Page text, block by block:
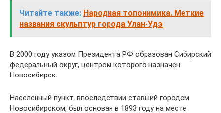
Читайте также: Народная топонимика. Меткие
названия скульптур города Улан-Удэ
В 2000 году указом Президента РФ образован Сибирский
федеральный округ, центром которого назначен
Новосибирск.
Населенный пункт, впоследствии ставший городом
Новосибирском, был основан в 1893 году на месте